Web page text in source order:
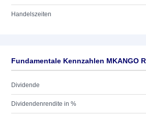
Handelszeiten
Dividende
Dividendenrendite in %